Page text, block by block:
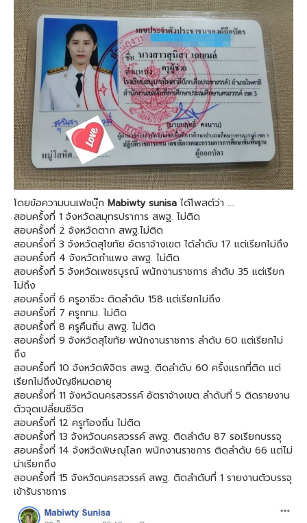
โดยข้อความบนเฟซบุ๊ก Mabiwty sunisa ได้โพสต์ว่า ….
สอบครั้งที่ 1 จังหวัดสมุทรปราการ สพฐ. ไม่ติด
สอบครั้งที่ 2 จังหวัดตาก สพฐ.ไม่ติด
สอบครั้งที่ 3 จังหวัดสุโขทัย อัตราจ้างเขต ได้ลำดับ 17 แต่เรียกไม่ถึง
สอบครั้งที่ 4 จังหวัดกำแพง สพฐ. ไม่ติด
สอบครั้งที่ 5 จังหวัดเพชรบูรณ์ พนักงานราชการ ลำดับ 35 แต่เรียก
ไม่ถึง
สอบครั้งที่ 6 ครูอาชีวะ ติดลำดับ 158 แต่เรียกไม่ถึง
สอบครั้งที่ 7 ครูกทม. ไม่ติด
สอบครั้งที่ 8 ครูคืนถิ่น สพฐ. ไม่ติด
สอบครั้งที่ 9 จังหวัดสุโขทัย พนักงานราชการ ลำดับ 60 แต่เรียกไม่
ถึง
สอบครั้งที่ 10 จังหวัดพิจิตร สพฐ. ติดลำดับ 60 ครั้งแรกที่ติด แต่
เรียกไม่ถึงบัญชีหมดอายุ
สอบครั้งที่ 11 จังหวัดนครสวรรค์ อัตราจ้างเขต ลำดับที่ 5 ติดรายงาน
ตัวจุดเปลี่ยนชีวิต
สอบครั้งที่ 12 ครูท้องถิ่น ไม่ติด
สอบครั้งที่ 13 จังหวัดนครสวรรค์ สพฐ. ติดลำดับ 87 รอเรียกบรรจุ
สอบครั้งที่ 14 จังหวัดพิษณุโลก พนักงานราชการ ติดลำดับ 66 แต่ไม่
น่าเรียกถึง
สอบครั้งที่ 15 จังหวัดนครสวรรค์ สพฐ. ติดลำดับที่ 1 รายงานตัวบรรจุ
เข้ารับราชการ